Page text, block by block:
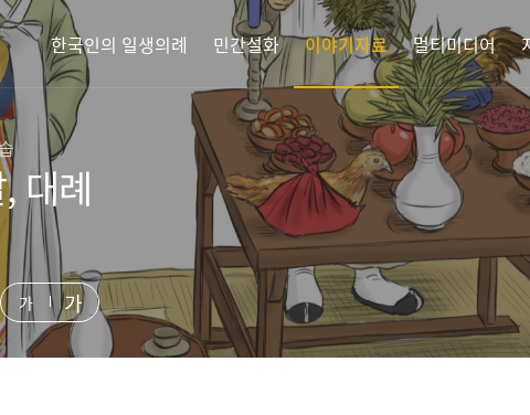
한국인의 일생의례 민간설화 이야기자료 멀티미디어
대례
가 가